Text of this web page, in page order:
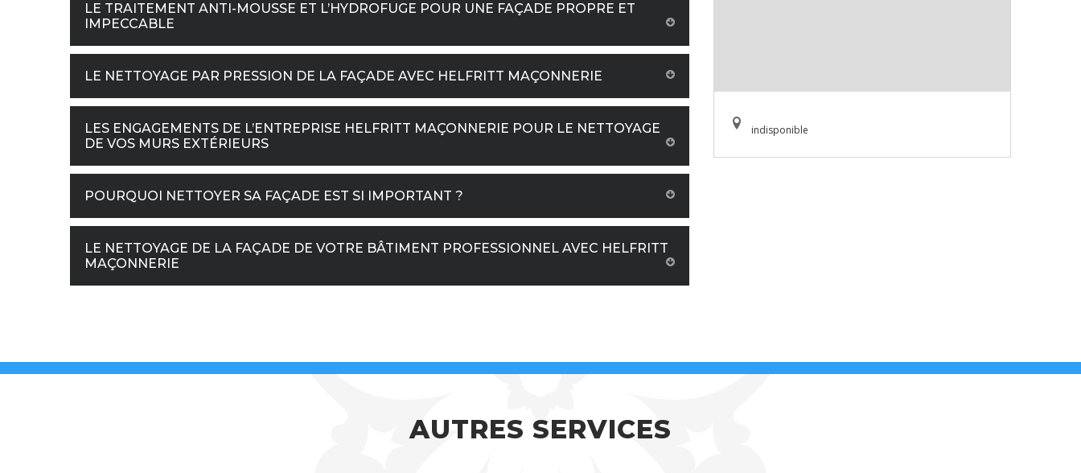
LE TRAITEMENT ANTI-MOUSSE ET L’HYDROFUGE POUR UNE FAÇADE PROPRE ET
IMPECCABLE
LE NETTOYAGE PAR PRESSION DE LA FAÇADE AVEC HELFRITT MAÇONNERIE
LES ENGAGEMENTS DE L’ENTREPRISE HELFRITT MAÇONNERIE POUR LE NETTOYAGE
DE VOS MURS EXTÉRIEURS
POURQUOI NETTOYER SA FAÇADE EST SI IMPORTANT ?
LE NETTOYAGE DE LA FAÇADE DE VOTRE BÂTIMENT PROFESSIONNEL AVEC HELFRITT
MAÇONNERIE
indisponible
AUTRES SERVICES